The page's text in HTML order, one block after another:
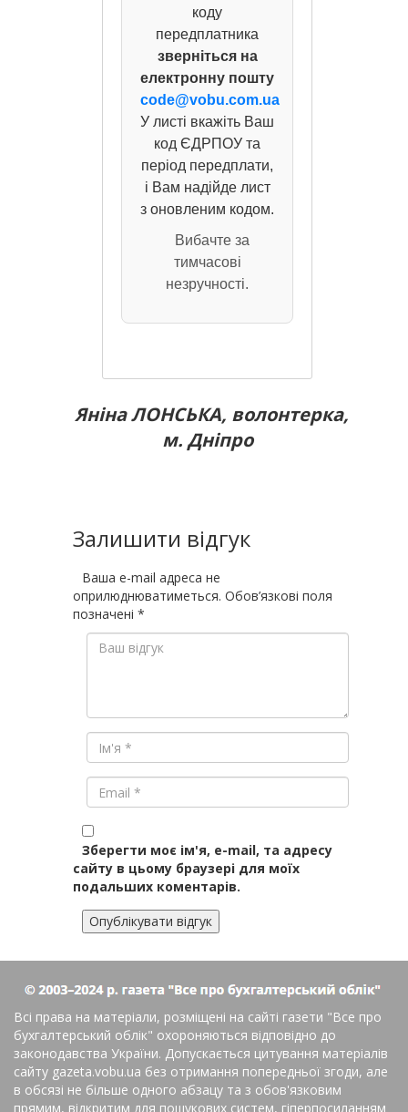
коду
передплатника
зверніться на
електронну пошту
code@vobu.com.ua
У листі вкажіть Ваш
код ЄДРПОУ та
період передплати,
і Вам надійде лист
з оновленим кодом.
Вибачте за
тимчасові
незручності.
Яніна ЛОНСЬКА, волонтерка,
м. Дніпро
Залишити відгук
Ваша e-mail адреса не
оприлюднюватиметься. Обов’язкові поля
позначені *
Зберегти моє ім'я, e-mail, та адресу
сайту в цьому браузері для моїх
подальших коментарів.
Всі права на матеріали, розміщені на сайті газети "Все про
бухгалтерський облік" охороняються відповідно до
законодавства України. Допускається цитування матеріалів
сайту gazeta.vobu.ua без отримання попередньої згоди, але
в обсязі не більше одного абзацу та з обов'язковим
прямим, відкритим для пошукових систем, гіперпосиланням